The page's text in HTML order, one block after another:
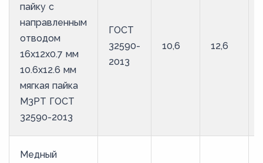
пайку с
направленным
отводом
16х12х0.7 мм
10.6х12.6 мм
мягкая пайка
М3РТ ГОСТ
32590-2013
ГОСТ
32590-
2013
10,6 12,6
Медный